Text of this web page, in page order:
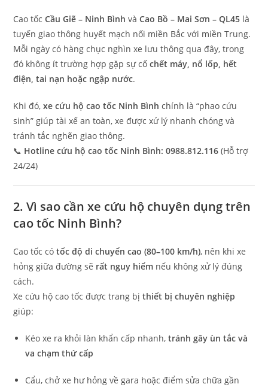
Cao tốcCầu Giẽ – Ninh Bình vàCao Bồ – Mai Sơn – QL45 là
tuyến giao thông huyết mạch nối miền Bắc với miền Trung.
Mỗi ngày có hàng chục nghìn xe lưu thông qua đây, trong
đó không ít trường hợp gặp sự cốchết máy, nổ lốp, hết
điện, tai nạn hoặc ngập nước.
Khi đó,xe cứu hộ cao tốc Ninh Bình chính là “phao cứu
sinh” giúp tài xế an toàn, xe được xử lý nhanh chóng và
tránh tắc nghẽn giao thông.
📞 Hotline cứu hộ cao tốc Ninh Bình: 0988.812.116 (Hỗ trợ
24/24)
2. Vì sao cần xe cứu hộ chuyên dụng trên
cao tốc Ninh Bình?
Cao tốc cótốc độ di chuyển cao (80–100 km/h), nên khi xe
hỏng giữa đường sẽ rất nguy hiểm nếu không xử lý đúng
cách.
Xe cứu hộ cao tốc được trang bịthiết bị chuyên nghiệp
giúp:
Kéo xe ra khỏi làn khẩn cấp nhanh,tránh gây ùn tắc và
va chạm thứ cấp
Cẩu, chở xe hư hỏng về gara hoặc điểm sửa chữa gần